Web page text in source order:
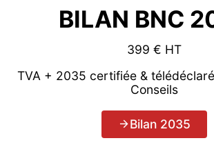
BILAN BNC
399 € HT
TVA + 2035 certifiée &
Conseils
Bilan 2035